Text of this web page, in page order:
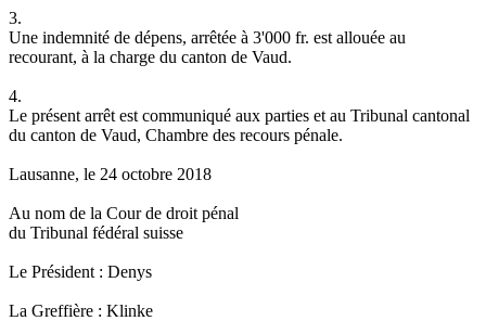
3.
Une indemnité de dépens, arrêtée à 3'000 fr. est allouée au
recourant, à la charge du canton de Vaud.
4.
Le présent arrêt est communiqué aux parties et au Tribunal cantonal
du canton de Vaud, Chambre des recours pénale.
Lausanne, le 24 octobre 2018
Au nom de la Cour de droit pénal
du Tribunal fédéral suisse
Le Président : Denys
La Greffière : Klinke